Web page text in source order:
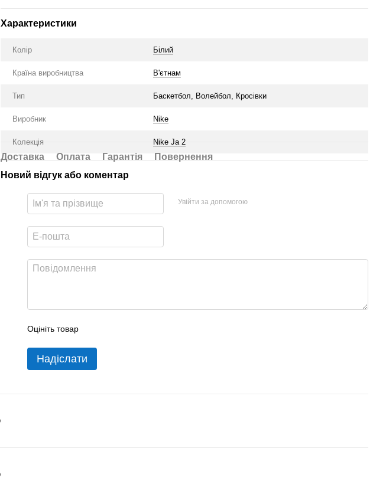
Характеристики
Колір Білий
Країна виробництва В'єтнам
Тип Баскетбол, Волейбол, Кросівки
Виробник Nike
Колекція Nike Ja 2
Доставка Оплата Гарантія
Повернення
Новий відгук або коментар
Увійти за допомогою
Оцініть товар
Надіслати